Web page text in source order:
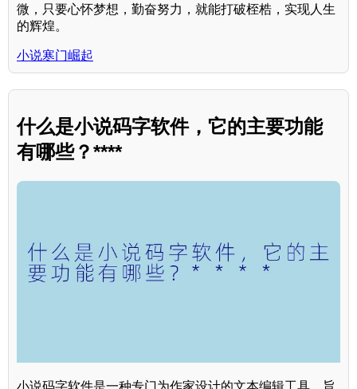
微，只要心怀梦想，勤奋努力，就能打破桎梏，实现人生
的辉煌。
小说寒门崛起
什么是小说码字软件，它的主要功能
有哪些？****
小说码字软件是一种专门为作家设计的文本编辑工具，旨